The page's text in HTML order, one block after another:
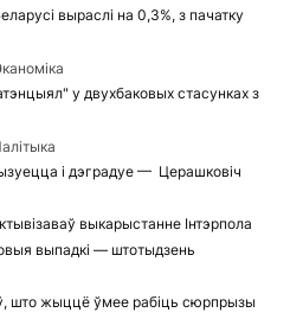
выраслі на 0,3%, з пачатку
у двухбаковых стасунках з
і дэградуе — Церашковіч
выкарыстанне Інтэрпола
выпадкі — штотыдзень
што жыццё ўмее рабіць сюрпрызы